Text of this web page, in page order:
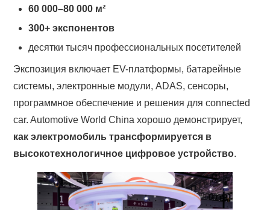
60 000–80 000 м²
300+ экспонентов
десятки тысяч профессиональных посетителей
Экспозиция включает EV-платформы, батарейные
системы, электронные модули, ADAS, сенсоры,
программное обеспечение и решения для connected
car. Automotive World China хорошо демонстрирует,
как электромобиль трансформируется в
высокотехнологичное цифровое устройство.